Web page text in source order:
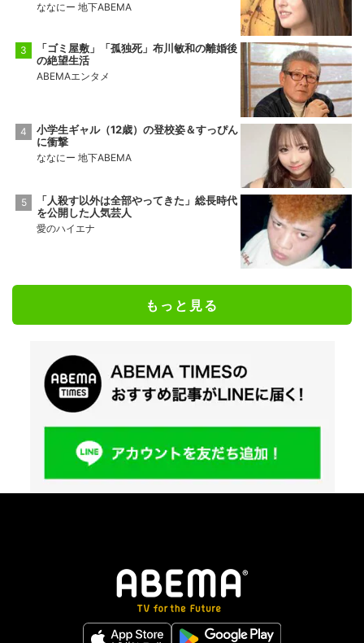
ななにー 地下ABEMA
「ゴミ屋敷」「孤独死」布川敏和の離婚後
の絶望生活
ABEMAエンタメ
小学生ギャル（12歳）の登校姿＆すっぴん
に衝撃
ななにー 地下ABEMA
「人殺す以外は全部やってきた」総長時代
を公開した人気芸人
愛のハイエナ
もっと見る